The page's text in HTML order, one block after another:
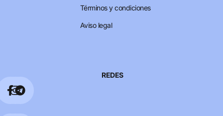
Términos y condiciones
Aviso legal
REDES